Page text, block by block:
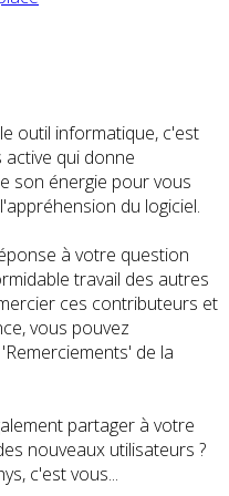
outil informatique, c'est
qui donne
son énergie pour vous
du logiciel.
à votre question
travail des autres
ces contributeurs et
vous pouvez
de la
partager à votre
nouveaux utilisateurs ?
c'est vous...